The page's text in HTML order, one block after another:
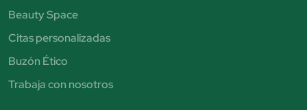
Beauty Space
Citas personalizadas
Buzón Ético
Trabaja con nosotros